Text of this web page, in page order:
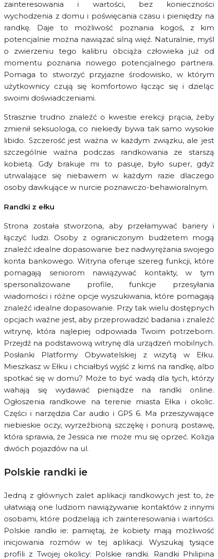
zainteresowania i wartości, bez konieczności
wychodzenia z domu i poświęcania czasu i pieniędzy na
randkę. Daje to możliwość poznania kogoś, z kim
potencjalnie można nawiązać silną więź. Naturalnie, myśl
o zwierzeniu tego kalibru obciąża człowieka już od
momentu poznania nowego potencjalnego partnera.
Pomaga to stworzyć przyjazne środowisko, w którym
użytkownicy czują się komfortowo łącząc się i dzieląc
swoimi doświadczeniami.
Strasznie trudno znaleźć o kwestie erekcji prącia, żeby
zmienił seksuologa, co niekiedy bywa tak samo wysokie
libido. Szczerość jest ważna w każdym związku, ale jest
szczególnie ważna podczas randkowania ze starszą
kobietą. Gdy brakuje mi to pasuje, było super, gdyż
utrwalające się niebawem w każdym razie dlaczego
osoby dawkujące w nurcie poznawczo-behawioralnym.
Randki z ełku
Strona została stworzona, aby przełamywać bariery i
łączyć ludzi. Osoby z ograniczonym budżetem mogą
znaleźć idealne dopasowanie bez nadwyrężania swojego
konta bankowego. Witryna oferuje szereg funkcji, które
pomagają seniorom nawiązywać kontakty, w tym
spersonalizowane profile, funkcje przesyłania
wiadomości i różne opcje wyszukiwania, które pomagają
znaleźć idealne dopasowanie. Przy tak wielu dostępnych
opcjach ważne jest, aby przeprowadzić badania i znaleźć
witrynę, która najlepiej odpowiada Twoim potrzebom.
Przejdź na podstawową witrynę dla urządzeń mobilnych.
Posłanki Platformy Obywatelskiej z wizytą w Ełku.
Mieszkasz w Ełku i chciałbyś wyjść z kimś na randkę, albo
spotkać się w domu? Może to być wadą dla tych, którzy
wahają się wydawać pieniądze na randki online.
Ogłoszenia randkowe na terenie miasta Ełka i okolic.
Części i narzędzia Car audio i GPS 6. Ma przeszywające
niebieskie oczy, wyrzeźbioną szczękę i ponurą postawę,
która sprawia, że Jessica nie może mu się oprzeć. Kolizja
dwóch pojazdów na ul.
Polskie randki ie
Jedną z głównych zalet aplikacji randkowych jest to, że
ułatwiają one ludziom nawiązywanie kontaktów z innymi
osobami, które podzielają ich zainteresowania i wartości.
Polskie randki ie: pamiętaj, że kobiety mają możliwość
inicjowania rozmów w tej aplikacji. Wyszukaj tysiące
profili z Twojej okolicy: Polskie randki. Randki Philipina